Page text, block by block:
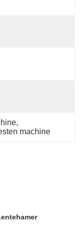
,
machine